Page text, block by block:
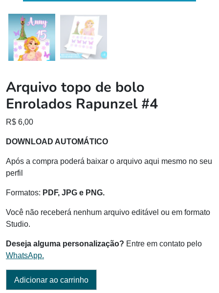
Arquivo topo de bolo
Enrolados Rapunzel #4
R$ 6,00
DOWNLOAD AUTOMÁTICO
Após a compra poderá baixar o arquivo aqui mesmo no seu
perfil
Formatos: PDF, JPG e PNG.
Você não receberá nenhum arquivo editável ou em formato
Studio.
Deseja alguma personalização? Entre em contato pelo
WhatsApp.
Adicionar ao carrinho